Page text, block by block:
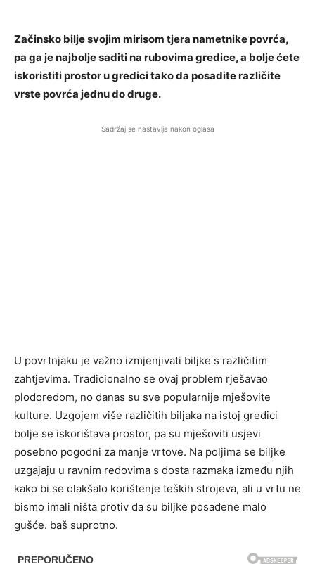
Začinsko bilje svojim mirisom tjera nametnike povrća,
pa ga je najbolje saditi na rubovima gredice, a bolje ćete
iskoristiti prostor u gredici tako da posadite različite
vrste povrća jednu do druge.
Sadržaj se nastavlja nakon oglasa
U povrtnjaku je važno izmjenjivati ​​biljke s različitim
zahtjevima. Tradicionalno se ovaj problem rješavao
plodoredom, no danas su sve popularnije mješovite
kulture. Uzgojem više različitih biljaka na istoj gredici
bolje se iskorištava prostor, pa su mješoviti usjevi
posebno pogodni za manje vrtove. Na poljima se biljke
uzgajaju u ravnim redovima s dosta razmaka između njih
kako bi se olakšalo korištenje teških strojeva, ali u vrtu ne
bismo imali ništa protiv da su biljke posađene malo
gušće. baš suprotno.